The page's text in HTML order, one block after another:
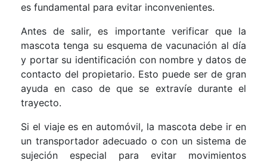
es fundamental para evitar inconvenientes.
Antes de salir, es importante verificar que la
mascota tenga su esquema de vacunación al día
y portar su identificación con nombre y datos de
contacto del propietario. Esto puede ser de gran
ayuda en caso de que se extravíe durante el
trayecto.
Si el viaje es en automóvil, la mascota debe ir en
un transportador adecuado o con un sistema de
sujeción especial para evitar movimientos